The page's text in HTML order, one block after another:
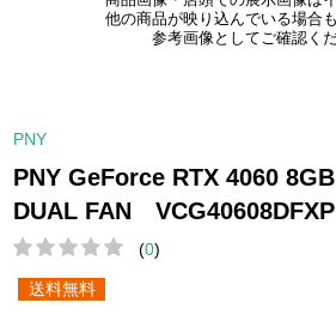
他の商品が映り込んでいる場合
参考画像としてご確認くだ
PNY
PNY GeForce RTX 4060
DUAL FAN
(0)
送料無料